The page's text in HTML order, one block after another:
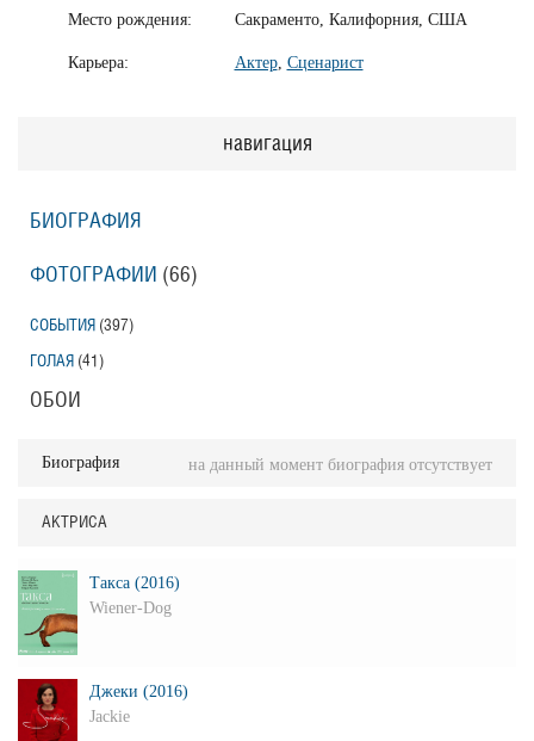
Место рождения: Сакраменто, Калифорния, США
Карьера: Актер, Сценарист
навигация
БИОГРАФИЯ
ФОТОГРАФИИ (66)
СОБЫТИЯ (397)
ГОЛАЯ (41 )
ОБОИ
Биография на данный момент биография отсутствует
АКТРИСА
Такса (2016)
Wiener-Dog
Джеки (2016)
Jackie